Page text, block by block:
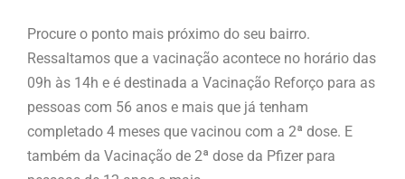
Procure o ponto mais próximo do seu bairro.
Ressaltamos que a vacinação acontece no horário das
09h às 14h e é destinada a Vacinação Reforço para as
pessoas com 56 anos e mais que já tenham
completado 4 meses que vacinou com a 2ª dose. E
também da Vacinação de 2ª dose da Pfizer para